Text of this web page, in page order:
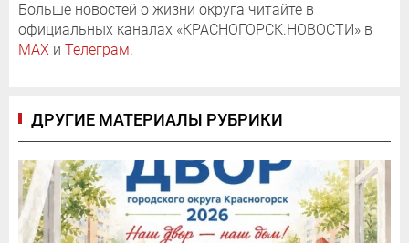
Больше новостей о жизни округа читайте в
официальных каналах «КРАСНОГОРСК.НОВОСТИ» в
MAX и Телеграм.
ДРУГИЕ МАТЕРИАЛЫ РУБРИКИ